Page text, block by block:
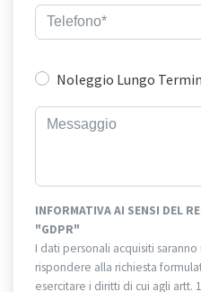
Noleggio Lungo
INFORMATIVA AI SENSI DEL
"GDPR"
I dati personali acquisiti
rispondere alla richiesta
esercitare i diritti di cui agli artt.